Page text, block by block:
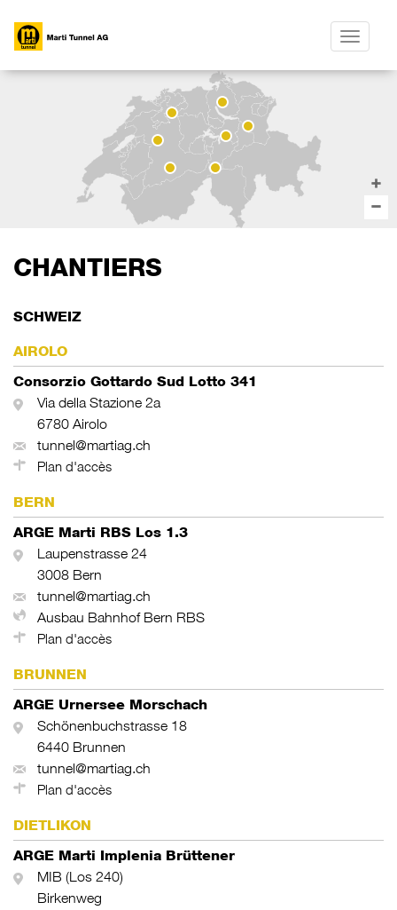
Toggle
CHANTIERS
SCHWEIZ
AIROLO
Consorzio Gottardo Sud Lotto 341
Via della Stazione 2a
6780 Airolo
tunnel@martiag.ch
Plan d'accès
BERN
ARGE Marti RBS Los 1.3
Laupenstrasse 24
3008 Bern
tunnel@martiag.ch
Ausbau Bahnhof Bern RBS
Plan d'accès
BRUNNEN
ARGE Urnersee Morschach
Schönenbuchstrasse 18
6440 Brunnen
tunnel@martiag.ch
Plan d'accès
DIETLIKON
ARGE Marti Implenia Brüttener
MIB (Los 240)
Birkenweg